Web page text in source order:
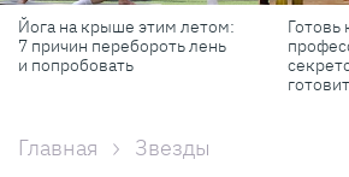
Готовь как шеф-повар: 6
профессиональных
секретов, которые помогут
самые
России
Главная Звезды